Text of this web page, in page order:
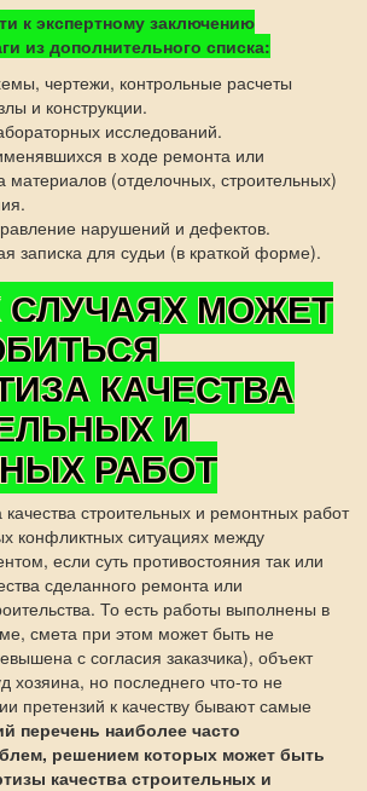
к экспертному заключению
из дополнительного списка:
чертежи, контрольные расчеты
и конструкции.
исследований.
в ходе ремонта или
материалов (отделочных, строительных)
нарушений и дефектов.
записка для судьи (в краткой форме).
СЛУЧАЯХ МОЖЕТ
КАЧЕСТВА
И
РАБОТ
строительных и ремонтных работ
конфликтных ситуациях между
если суть противостояния так или
сделанного ремонта или
То есть работы выполнены в
смета при этом может быть не
с согласия заказчика), объект
хозяина, но последнего что-то не
претензий к качеству бывают самые
перечень наиболее часто
решением которых может быть
качества строительных и